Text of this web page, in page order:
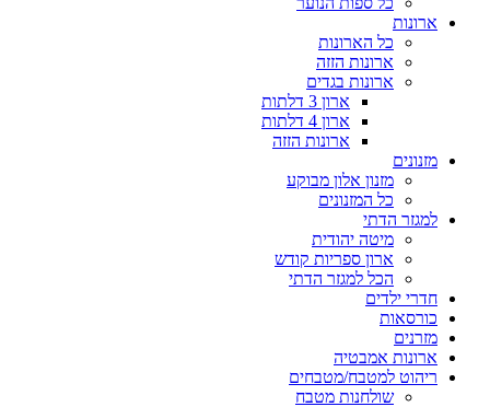
ארונות
כל הארונות
ארונות הזזה
ארונות בגדים
ארון 3 דלתות
ארון 4 דלתות
ארונות הזזה
מזנונים
מזנון אלון מבוקע
כל המזנונים
למגזר הדתי
מיטה יהודית
ארון ספריות קודש
הכל למגזר הדתי
חדרי ילדים
כורסאות
מזרנים
ארונות אמבטיה
ריהוט למטבח/מטבחים
שולחנות מטבח